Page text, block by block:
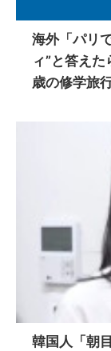
海外「パリ
ィ”と答え
歳の修学旅
韓国人「朝